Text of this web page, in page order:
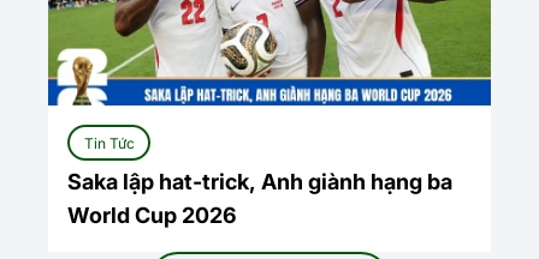
Tin Tức
Saka lập hat-trick, Anh giành hạng ba
World Cup 2026